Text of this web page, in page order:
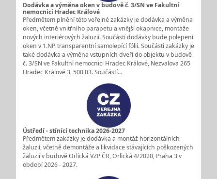
Dodávka a výměna oken v budově č. 3/SN ve Fakultní
nemocnici Hradec Králové
Předmětem plnění této veřejné zakázky je dodávka a výměna
oken, včetně vnitřního parapetu a vnější okapnice, montáže
nových interiérových žaluzií. Součástí dodávky bude polepení
oken v 1.NP. transparentní samolepící fólií. Součásti zakázky je
také dodávka a výměna vstupních dveří do objektu v budově
č. 3/SN ve Fakultní nemocnici Hradec Králové, Nezvalova 265
Hradec Králové 3, 500 03. Součástí…
Ústředí - stínící technika 2026-2027
Předmětem zakázky je dodávka a montáž horizontálních
žaluzií, včetně demontáže a likvidace stávajících poškozených
žaluzií v budově Orlická VZP ČR, Orlická 4/2020, Praha 3 v
období 2026 - 2027.